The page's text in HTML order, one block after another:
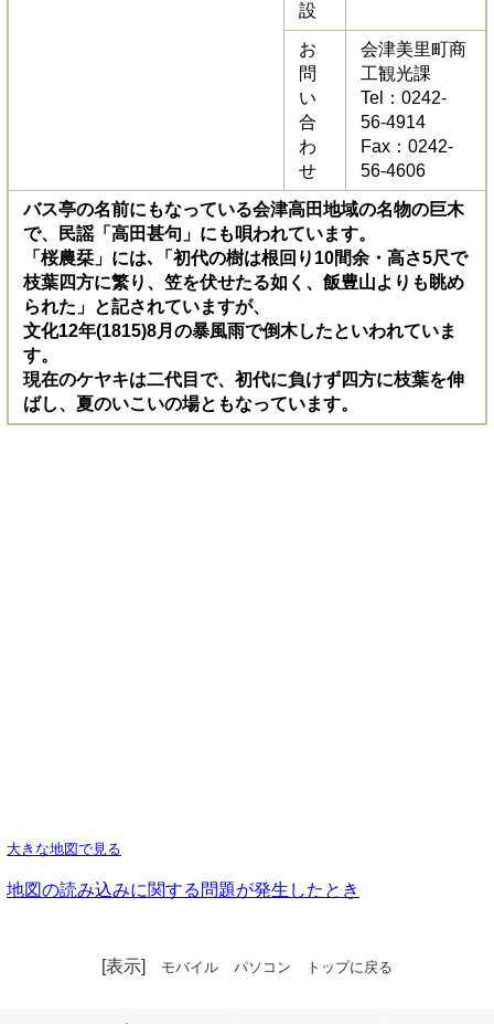
設
お
問
い
合
わ
せ
会津美里町商
工観光課
Tel：0242-
56-4914
Fax：0242-
56-4606
バス亭の名前にもなっている会津高田地域の名物の巨木
で、民謡「高田甚句」にも唄われています。
「桜農栞」には､「初代の樹は根回り10間余・高さ5尺で
枝葉四方に繁り、笠を伏せたる如く、飯豊山よりも眺め
られた」と記されていますが、
文化12年(1815)8月の暴風雨で倒木したといわれていま
す。
現在のケヤキは二代目で、初代に負けず四方に枝葉を伸
ばし、夏のいこいの場ともなっています。
大きな地図で見る
地図の読み込みに関する問題が発生したとき
[表示] モバイル パソコン トップに戻る